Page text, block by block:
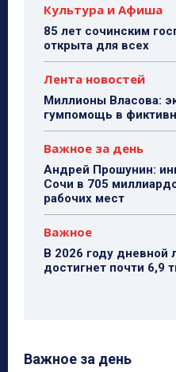
Культура и Афиша
85 лет сочинским
открыта для всех
Лента новостей
Миллионы Власова:
гумпомощь в
Важное за день
Андрей Прошунин:
Сочи в 705
рабочих мест
Важное
В 2026 году дневной
достигнет почти 6,9
Важное за день